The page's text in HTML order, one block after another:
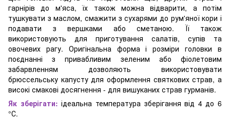
гарнірів до м'яса, їх також можна відварити, а потім
тушкувати з маслом, смажити з сухарями до рум'яної кори і
подавати з вершками або сметаною. Її також
використовують для приготування салатів, супів та
овочевих рагу. Оригінальна форма і розміри головки в
поєднанні з привабливим зеленим або фіолетовим
забарвленням дозволяють використовувати
брюссельську капусту для оформлення святкових страв, а
високі смакові досягнення - для вишуканих страв гурманів.
Як зберігати: ідеальна температура зберігання від 4 до 6
°С.